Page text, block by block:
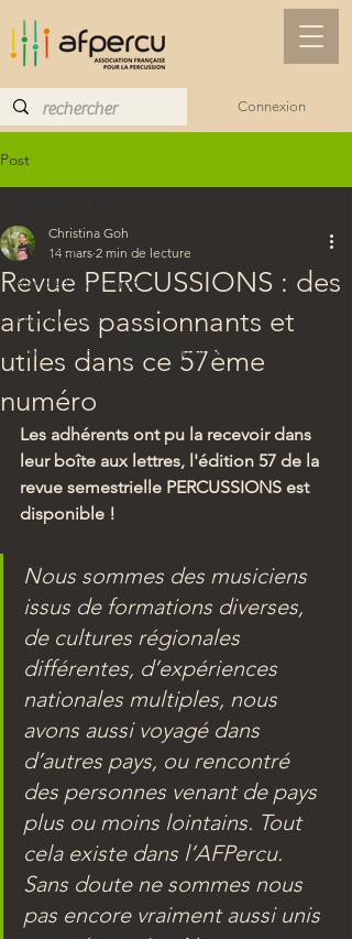
Connexion
Post
All Posts
Vie de l'Association
Evénements
Communiqué des Partenaires
Revue PERCUSSIONS : des
articles passionnants et
utiles dans ce 57ème
numéro
Christina Goh
14 mars 2 min de lecture
Les adhérents ont pu la recevoir dans
leur boîte aux lettres, l'édition 57 de la
revue semestrielle PERCUSSIONS est
disponible !
Nous sommes des musiciens
issus de formations diverses,
de cultures régionales
différentes, d’expériences
nationales multiples, nous
avons aussi voyagé dans
d’autres pays, ou rencontré
des personnes venant de pays
plus ou moins lointains. Tout
cela existe dans l’AFPercu.
Sans doute ne sommes nous
pas encore vraiment aussi unis